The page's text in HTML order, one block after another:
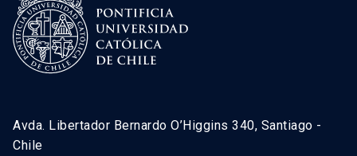
Avda. Libertador Bernardo O’Higgins 340, Santiago -
Chile